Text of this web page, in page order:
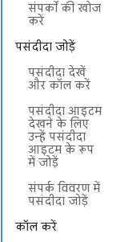
संपर्कों की खोज
करें
पसंदीदा जोड़ें
पसंदीदा देखें
और कॉल करें
पसंदीदा आइटम
देखने के लिए
उन्हें पसंदीदा
आइटम के रूप
में जोड़ें
संपर्क विवरण में
पसंदीदा जोड़ें
कॉल करें